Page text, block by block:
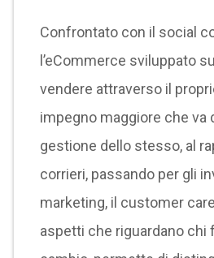
Confrontato con il social
l’eCommerce sviluppato
vendere attraverso il
impegno maggiore che va
gestione dello stesso, al
corrieri, passando per gli
marketing, il customer
aspetti che riguardano chi